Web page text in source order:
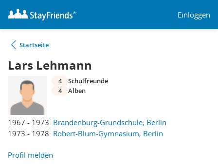
Einloggen
Startseite
Lars Lehmann
1967 - 1973: Brandenburg-Grundschule, Berlin
1973 - 1978: Robert-Blum-Gymnasium, Berlin
4
Schulfreunde
4
Alben
Profil melden